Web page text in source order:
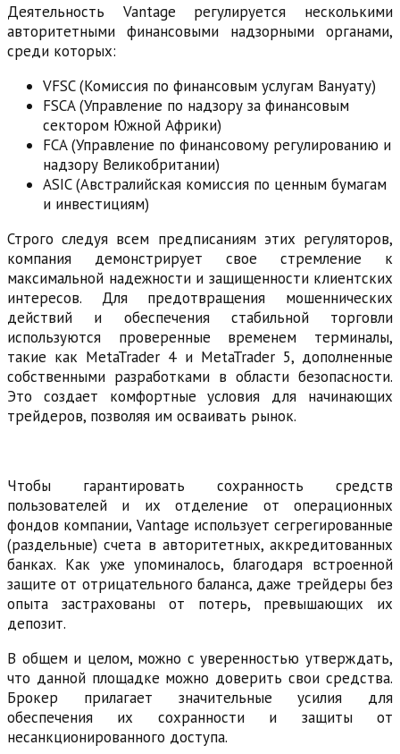
Деятельность Vantage регулируется несколькими
авторитетными финансовыми надзорными органами,
среди которых:
VFSC (Комиссия по финансовым услугам Вануату)
FSCA (Управление по надзору за финансовым
сектором Южной Африки)
FCA (Управление по финансовому регулированию и
надзору Великобритании)
ASIC (Австралийская комиссия по ценным бумагам
и инвестициям)
Строго следуя всем предписаниям этих регуляторов,
компания демонстрирует свое стремление к
максимальной надежности и защищенности клиентских
интересов. Для предотвращения мошеннических
действий и обеспечения стабильной торговли
используются проверенные временем терминалы,
такие как MetaTrader 4 и MetaTrader 5, дополненные
собственными разработками в области безопасности.
Это создает комфортные условия для начинающих
трейдеров, позволяя им осваивать рынок.
Чтобы гарантировать сохранность средств
пользователей и их отделение от операционных
фондов компании, Vantage использует сегрегированные
(раздельные) счета в авторитетных, аккредитованных
банках. Как уже упоминалось, благодаря встроенной
защите от отрицательного баланса, даже трейдеры без
опыта застрахованы от потерь, превышающих их
депозит.
В общем и целом, можно с уверенностью утверждать,
что данной площадке можно доверить свои средства.
Брокер прилагает значительные усилия для
обеспечения их сохранности и защиты от
несанкционированного доступа.